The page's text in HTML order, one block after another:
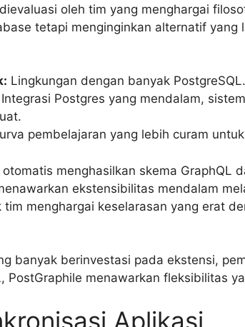
oleh tim yang menghargai
tetapi menginginkan alternatif yang
Lingkungan dengan banyak PostgreSQL.
Integrasi Postgres yang mendalam,
pembelajaran yang lebih curam
menghasilkan skema GraphQL
ekstensibilitas mendalam
tim menghargai keselarasan yang erat
banyak berinvestasi pada ekstensi,
PostGraphile menawarkan fleksibilitas
Aplikasi